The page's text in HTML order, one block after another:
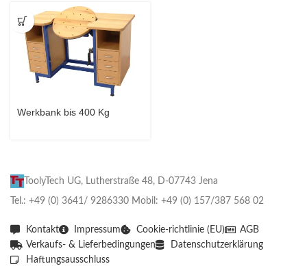
Werkbank bis 400 Kg
ToolyTech UG, Lutherstraße 48, D-07743 Jena
Tel.: +49 (0) 3641/ 9286330 Mobil: +49 (0) 157/387 568 02
Kontakt Impressum Cookie-richtlinie (EU)
AGB
Verkaufs- & Lieferbedingungen
Datenschutzerklärung
Haftungsausschluss